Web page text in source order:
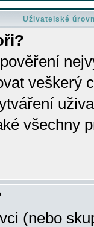
Uživatelské
veškerý
všechny
(nebo